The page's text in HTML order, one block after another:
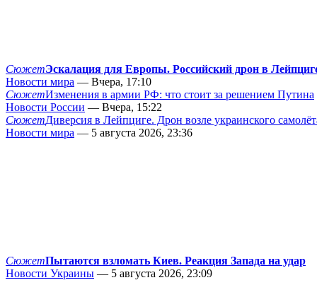
СюжетЭскалация для Европы. Российский дрон в
Новости мира — Вчера, 17:10
СюжетИзменения в армии РФ: что стоит за решением Путина
Новости России — Вчера, 15:22
СюжетДиверсия в Лейпциге. Дрон возле украинского
Новости мира — 5 августа 2026, 23:36
СюжетПытаются взломать Киев. Реакция Запада на удар
Новости Украины — 5 августа 2026, 23:09